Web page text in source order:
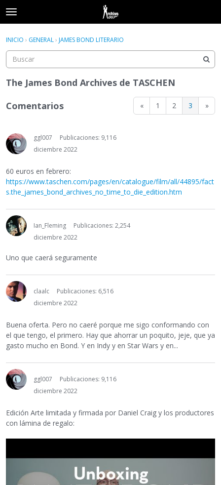
t
o
g
e
m
e
u
Acceder Registrarse
Acceder Registrarse
INICIO › GENERAL› JAMES BOND LITERARIO
The James Bond Archives de TASCHEN
« 1 2 3 »
Comentarios
ggl007
Publicaciones: 9,116
diciembre 2022
60 euros en febrero:
https://www.taschen.com/pages/en/catalogue/film/all/44895/fact
s.the_james_bond_archives_no_time_to_die_edition.htm
Ian_Fleming
Publicaciones: 2,254
diciembre 2022
Uno que caerá seguramente
claalc
Publicaciones: 6,516
diciembre 2022
Buena oferta. Pero no caeré porque me sigo conformando con
el que tengo, el primero. Hay que ahorrar un poquito, jeje, que ya
gasto mucho en Bond. Y en Indy y en Star Wars y en...
ggl007
Publicaciones: 9,116
diciembre 2022
Edición Arte limitada y firmada por Daniel Craig y los productores
con lámina de regalo: